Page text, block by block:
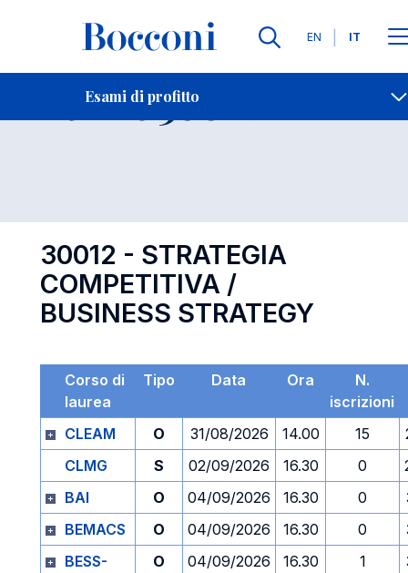
Lingue
EN IT
Esami di profitto
Contatti
Esame 30012 Open
30012 - STRATEGIA
COMPETITIVA /
BUSINESS STRATEGY
Corso di
laurea
Tipo Data Ora
N.
iscrizioni
CLEAM
O 31/08/2026 14.00 15
CLMG
S 02/09/2026 16.30 0
BAI
O 04/09/2026 16.30 0
BEMACS
O 04/09/2026 16.30 0
BESS-
O 04/09/2026 16.30 1